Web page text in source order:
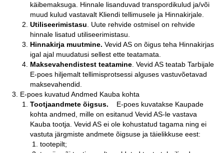
käibemaksuga. Hinnale lisanduvad transpordikulud ja/või
muud kulud vastavalt Kliendi tellimusele ja Hinnakirjale.
Utiliseerimistasu . Uute rehvide ostmisel on rehvide
hinnale lisatud utiliseerimistasu.
Hinnakirja muutmine. Vevid AS on õigus teha Hinnakirjas
igal ajal muudatusi sellest ette teatamata.
Maksevahendistest teatamine . Vevid AS teatab Tarbijale
E-poes hiljemalt tellimisprotsessi alguses vastuvõetavad
maksevahendid.
E-poes kuvatud Andmed Kauba kohta
Tootjaandmete õigsus. E-poes kuvatakse Kaupade
kohta andmed, mille on esitanud Vevid AS-le vastava
Kauba tootja. Vevid AS ei ole kohustatud tagama ning ei
vastuta järgmiste andmete õigsuse ja täielikkuse eest:
tootepilt;